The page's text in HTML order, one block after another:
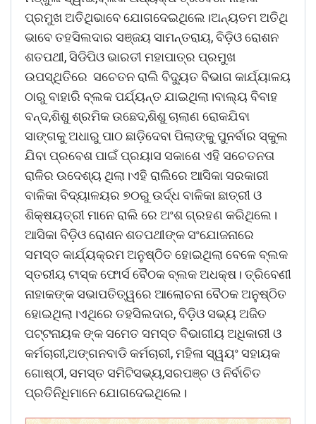
ପ୍ରମୁଖ ଅତିଥିଭାବେ ଯୋଗଦେଇଥିଲେ।ଅନ୍ୟତମ ଅତିଥି
ଭାବେ ତହସିଲଦାର ସଞ୍ଜୟ ସାମନ୍ତରାୟ, ବିଡ଼ିଓ ରୋଶନ
ଶତପଥୀ, ସିଡିପିଓ ଭାରତୀ ମହାପାତ୍ର ପ୍ରମୁଖ
ଉପସ୍ଥିତିରେ ସଚେତନ ରାଲି ବିଦ୍ୟୁତ ବିଭାଗ କାର୍ଯ୍ୟାଳୟ
ଠାରୁ ବାହାରି ବ୍ଲକ ପର୍ଯ୍ୟନ୍ତ ଯାଇଥିଲା।ବାଲ୍ୟ ବିବାହ
ବନ୍ଦ,ଶିଶୁ ଶ୍ରମିକ ଉଛେଦ,ଶିଶୁ ଚାଲାଣ ରୋକଯିବା
ସାଙ୍ଗକୁ ଅଧାରୁ ପାଠ ଛାଡ଼ିଦେବା ପିଲାଙ୍କୁ ପୁନର୍ବାର ସ୍କୁଲ
ଯିବା ପ୍ରବେଶ ପାଇଁ ପ୍ରୟାସ ସକାଶେ ଏହି ସଚେତନତା
ରାଳିର ଉଦେଶ୍ୟ ଥିଲା।ଏହି ରାଲିରେ ଆସିକା ସରକାରୀ
ବାଳିକା ବିଦ୍ୟାଳୟର ୭୦ରୁ ଉର୍ଦ୍ଧ ବାଳିକା ଛାତ୍ରୀ ଓ
ଶିକ୍ଷୟତ୍ରୀ ମାନେ ରାଲି ରେ ଅଂଶ ଗ୍ରହଣ କରିଥିଲେ।
ଆସିକା ବିଡ଼ିଓ ରୋଶନ ଶତପଥୀଙ୍କ ସଂଯୋଜନାରେ
ସମସ୍ତ କାର୍ଯ୍ୟକ୍ରମ ଅନୁଷ୍ଠିତ ହୋଇଥିଲା ବେଳେ ବ୍ଲକ
ସ୍ତରୀୟ ଟାସ୍କ ଫୋର୍ସ ବୈଠକ ବ୍ଲକ ଅଧକ୍ଷ। ତ୍ରିବେଣୀ
ନାହାକଙ୍କ ସଭାପତିତ୍ୱରେ ଆଲୋଚନା ବୈଠକ ଅନୁଷ୍ଠିତ
ହୋଇଥିଲା।ଏଥିରେ ତହସିଲଦାର, ବିଡ଼ିଓ ସଭ୍ୟ ଅଜିତ
ପଟ୍ଟନାୟକ ଙ୍କ ସମେତ ସମସ୍ତ ବିଭାଗୀୟ ଅଧିକାରୀ ଓ
କର୍ମଚାରୀ,ଅଙ୍ଗନବାଡି କର୍ମଚାରୀ, ମହିଳା ସ୍ୱୟଂ ସହାୟକ
ଗୋଷ୍ଠୀ, ସମସ୍ତ ସମିଟିସଭ୍ୟ,ସରପଞ୍ଚ ଓ ନିର୍ବାଚିତ
ପ୍ରତିନିଧିମାନେ ଯୋଗଦେଇଥିଲେ।